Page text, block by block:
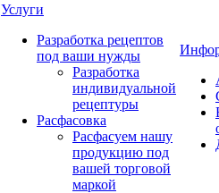
Услуги
Разработка рецептов
под ваши нужды
Разработка
индивидуальной
рецептуры
Расфасовка
Расфасуем нашу
продукцию под
вашей торговой
маркой